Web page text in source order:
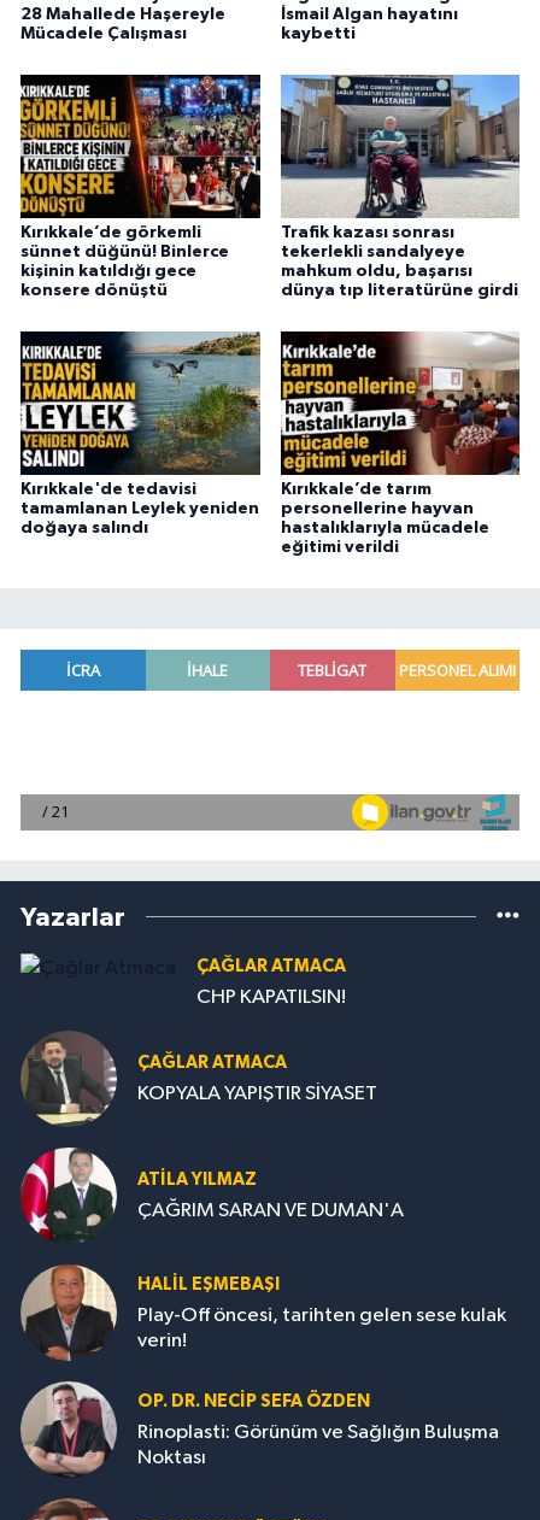
28 Mahallede Haşereyle
Mücadele Çalışması
İsmail Algan hayatını
kaybetti
Kırıkkale’de görkemli
sünnet düğünü! Binlerce
kişinin katıldığı gece
konsere dönüştü
Trafik kazası sonrası
tekerlekli sandalyeye
mahkum oldu, başarısı
dünya tıp literatürüne girdi
Kırıkkale'de tedavisi
tamamlanan Leylek yeniden
doğaya salındı
Kırıkkale’de tarım
personellerine hayvan
hastalıklarıyla mücadele
eğitimi verildi
Yazarlar
ÇAĞLAR ATMACA
CHP KAPATILSIN!
ÇAĞLAR ATMACA
KOPYALA YAPIŞTIR SİYASET
ATILA YILMAZ
ÇAĞRIM SARAN VE DUMAN'A
HALIL EŞMEBAŞI
Play-Off öncesi, tarihten gelen sese kulak
verin!
OP. DR. NECIP SEFA ÖZDEN
Rinoplasti: Görünüm ve Sağlığın Buluşma
Noktası